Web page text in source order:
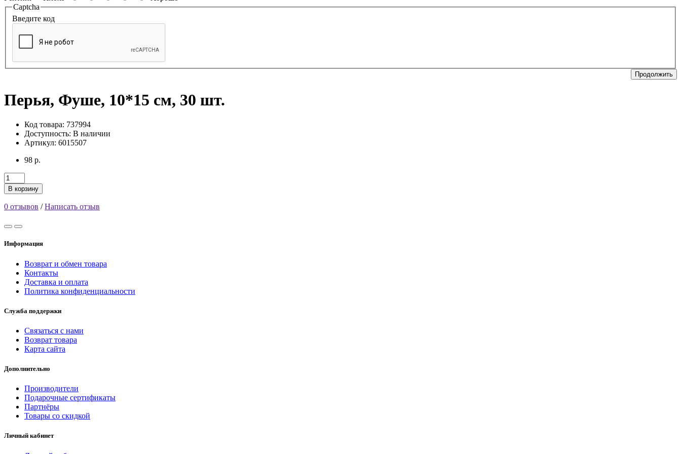
Captcha
Введите код
Продолжить
Перья, Фуше, 10*15 см, 30 шт.
Код товара: 737994
Доступность: В наличии
Артикул: 6015507
98 р.
В корзину
0 отзывов /Написать отзыв
Информация
Возврат и обмен товара
Контакты
Доставка и оплата
Политика конфиденциальности
Служба поддержки
Связаться с нами
Возврат товара
Карта сайта
Дополнительно
Производители
Подарочные сертификаты
Партнёры
Товары со скидкой
Личный кабинет